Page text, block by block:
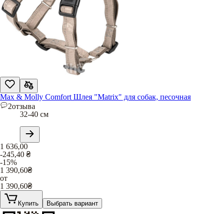
Max & Molly Comfort Шлея "Matrix" для собак, песочная
2отзыва
32-40 см
1 636,00
-245,40 ₴
-15%
1 390,60₴
от
1 390,60₴
Купить Выбрать вариант